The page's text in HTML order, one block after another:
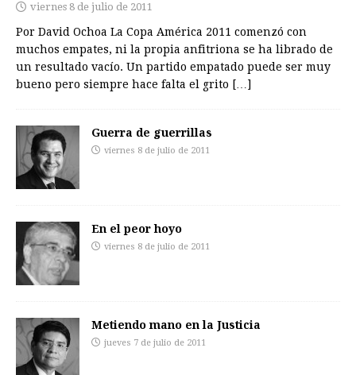
viernes 8 de julio de 2011
Por David Ochoa La Copa América 2011 comenzó con
muchos empates, ni la propia anfitriona se ha librado de
un resultado vacío. Un partido empatado puede ser muy
bueno pero siempre hace falta el grito […]
Guerra de guerrillas
viernes 8 de julio de 2011
En el peor hoyo
viernes 8 de julio de 2011
Metiendo mano en la Justicia
jueves 7 de julio de 2011